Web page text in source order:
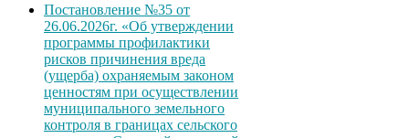
Постановление №35 от
26.06.2026г. «Об утверждении
программы профилактики
рисков причинения вреда
(ущерба) охраняемым законом
ценностям при осуществлении
муниципального земельного
контроля в границах сельского